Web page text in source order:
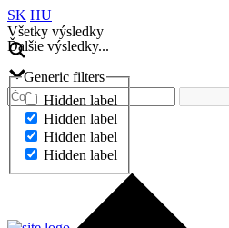
SK HU
Všetky výsledky
Ďalšie výsledky...
Generic filters
Hidden label
Hidden label
Hidden label
Hidden label
Ďalšie výsledky...